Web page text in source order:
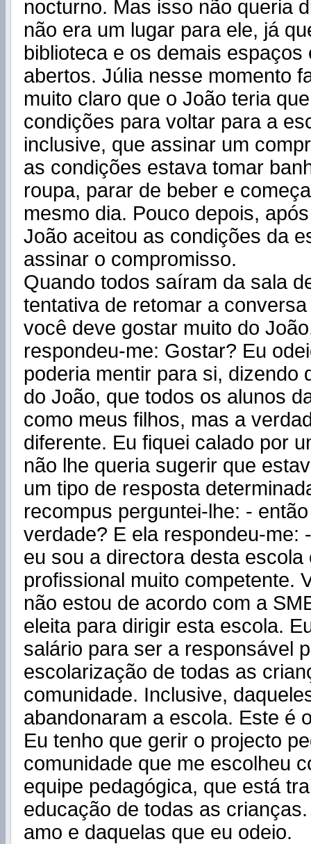
nocturno. Mas isso não queria
não era um lugar para ele, já
biblioteca e os demais
abertos. Júlia nesse momento
muito claro que o João teria
condições para voltar para a
inclusive, que assinar um
as condições estava tomar
roupa, parar de beber e
mesmo dia. Pouco depois,
João aceitou as condições da
assinar o compromisso.
Quando todos saíram da sala
tentativa de retomar a
você deve gostar muito do
respondeu-me: Gostar? Eu
poderia mentir para si, dizendo
do João, que todos os alunos
como meus filhos, mas a
diferente. Eu fiquei calado por
não lhe queria sugerir que
um tipo de resposta
recompus perguntei-lhe: -
verdade? E ela respondeu-me:
eu sou a directora desta escola
profissional muito competente.
não estou de acordo com a
eleita para dirigir esta escola.
salário para ser a responsável
escolarização de todas as
comunidade. Inclusive,
abandonaram a escola. Este é
Eu tenho que gerir o projecto
comunidade que me escolheu
equipe pedagógica, que está
educação de todas as
amo e daquelas que eu odeio.